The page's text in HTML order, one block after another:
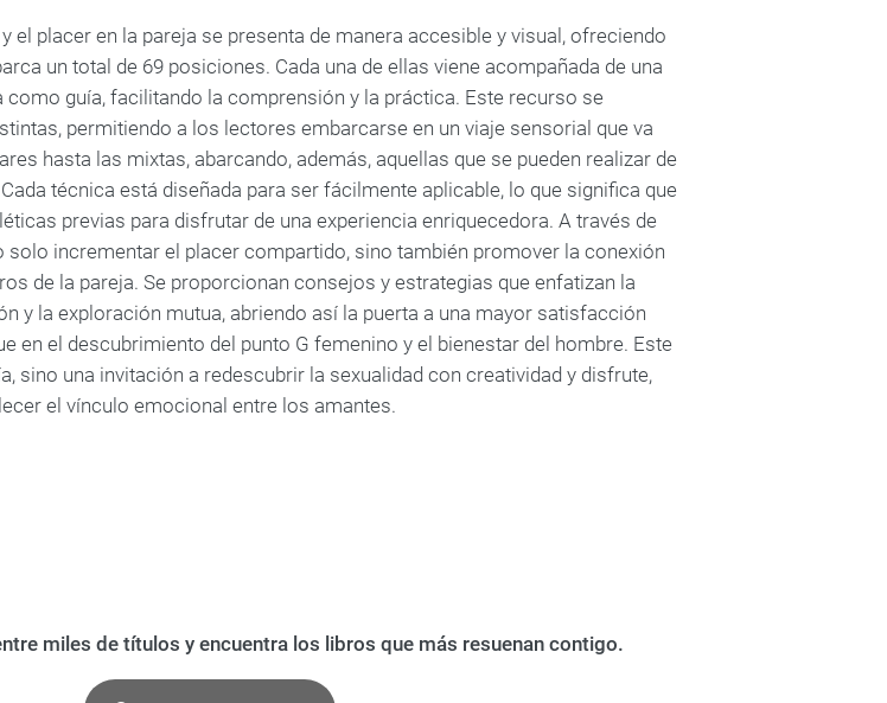
el placer en la pareja se presenta de manera accesible y visual, ofreciendo
un total de 69 posiciones. Cada una de ellas viene acompañada de una
como guía, facilitando la comprensión y la práctica. Este recurso se
permitiendo a los lectores embarcarse en un viaje sensorial que va
hasta las mixtas, abarcando, además, aquellas que se pueden realizar de
técnica está diseñada para ser fácilmente aplicable, lo que significa que
previas para disfrutar de una experiencia enriquecedora. A través de
solo incrementar el placer compartido, sino también promover la conexión
de la pareja. Se proporcionan consejos y estrategias que enfatizan la
y la exploración mutua, abriendo así la puerta a una mayor satisfacción
en el descubrimiento del punto G femenino y el bienestar del hombre. Este
sino una invitación a redescubrir la sexualidad con creatividad y disfrute,
el vínculo emocional entre los amantes.
miles de títulos y encuentra los libros que más resuenan contigo.